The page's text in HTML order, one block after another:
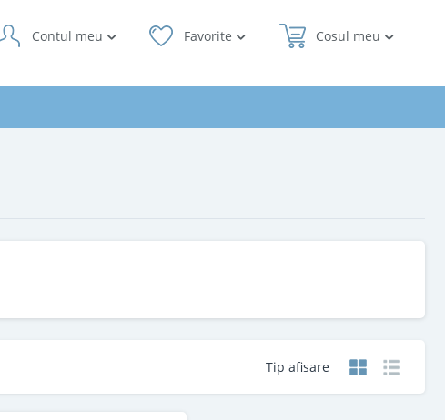
Cosul meu
Favorite
Contul meu
Tip afisare